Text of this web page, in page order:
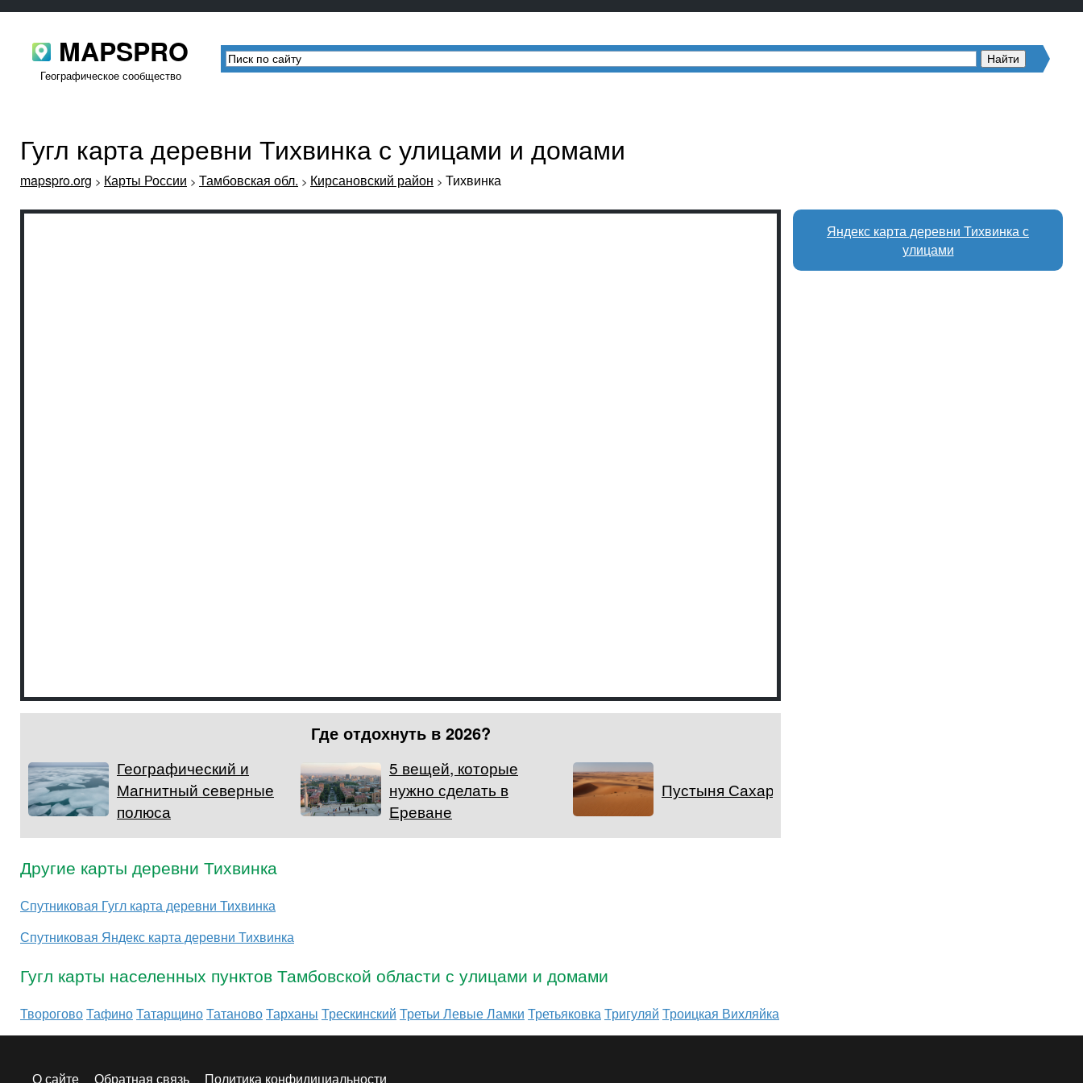
MAPSPRO
Географическое сообщество
Гугл карта деревни Тихвинка с улицами и домами
mapspro.org > Карты России > Тамбовская обл. > Кирсановский район > Тихвинка
Где отдохнуть в 2026?
Географический и
Магнитный северные
полюса
5 вещей, которые
нужно сделать в
Ереване
Пустыня Сахара
Яндекс карта деревни Тихвинка с
улицами
Другие карты деревни Тихвинка
Спутниковая Гугл карта деревни Тихвинка
Спутниковая Яндекс карта деревни Тихвинка
Гугл карты населенных пунктов Тамбовской области с улицами и домами
ТвороговоТафиноТатарщиноТатановоТарханы Трескинский Третьи Левые Ламки ТретьяковкаТригуляй Троицкая Вихляйка
О сайте Обратная связь Политика конфидициальности